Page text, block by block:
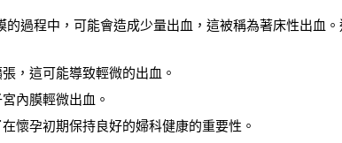
的過程中，可能會造成少量出血，這被稱為著床性出血
，這可能導致輕微的出血。
內膜輕微出血。
懷孕初期保持良好的婦科健康的重要性。